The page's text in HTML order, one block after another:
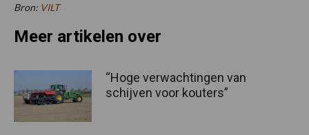
Bron: VILT
Meer artikelen over
“Hoge verwachtingen van
schijven voor kouters”